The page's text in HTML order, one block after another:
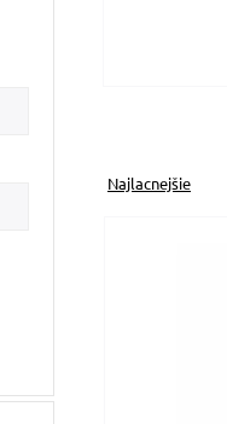
Najlacnejšie